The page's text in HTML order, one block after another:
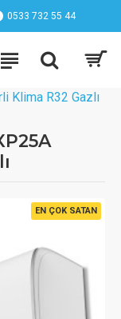
0533 732 55 44
Klima R32 Gazlı
EN ÇOK SATAN